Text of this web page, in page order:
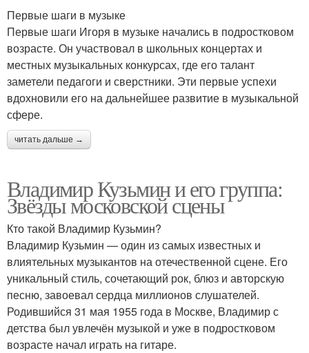
Первые шаги в музыке
Первые шаги Игоря в музыке начались в подростковом
возрасте. Он участвовал в школьных концертах и
местных музыкальных конкурсах, где его талант
заметели педагоги и сверстники. Эти первые успехи
вдохновили его на дальнейшее развитие в музыкальной
сфере.
читать дальше →
Владимир Кузьмин и его группа:
Звёзды московской сцены
Кто такой Владимир Кузьмин?
Владимир Кузьмин — один из самых известных и
влиятельных музыкантов на отечественной сцене. Его
уникальный стиль, сочетающий рок, блюз и авторскую
песню, завоевал сердца миллионов слушателей.
Родившийся 31 мая 1955 года в Москве, Владимир с
детства был увлечён музыкой и уже в подростковом
возрасте начал играть на гитаре.